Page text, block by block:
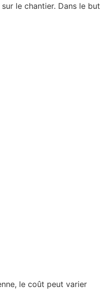
le chantier. Dans le but
le coût peut varier